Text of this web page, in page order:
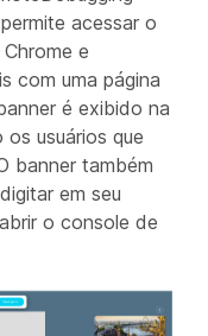
permite acessar o
e
com uma página
é exibido na
usuários que
banner também
em seu
o console de